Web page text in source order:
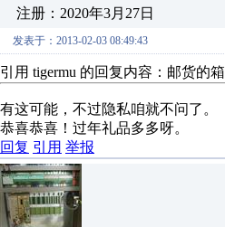
注册：2020年3月27日
发表于：2013-02-03 08:49:43
引用 tigermu 的回复内容：邮货的
有这可能，不过隐私咱就不问了。
恭喜恭喜！过年礼品多多呀。
回复 引用 举报